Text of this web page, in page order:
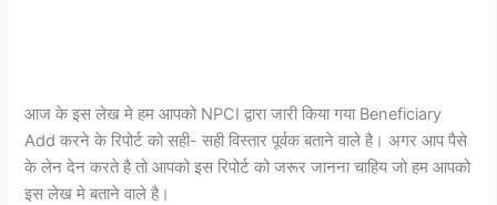
आज के इस लेख मे हम आपको NPCI द्वारा जारी किया गया Beneficiary
Add करने के रिपोर्ट को सही- सही विस्तार पूर्वक बताने वाले है। अगर आप पैसे
के लेन देन करते है तो आपको इस रिपोर्ट को जरूर जानना चाहिय जो हम आपको
इस लेख मे बताने वाले है।